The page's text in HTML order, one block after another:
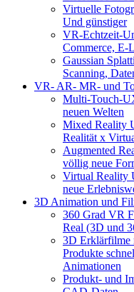
Virtuelle
Und günstiger
VR-Echtzeit-
Commerce, E-
Gaussian
Scanning,
VR- AR- MR- und
Multi-Touch-
neuen Welten
Mixed Reality
Realität x
Augmented
völlig neue
Virtual Reality
neue
3D Animation und
360 Grad VR
Real (3D und
3D Erklärfilme
Produkte
Animationen
Produkt- und